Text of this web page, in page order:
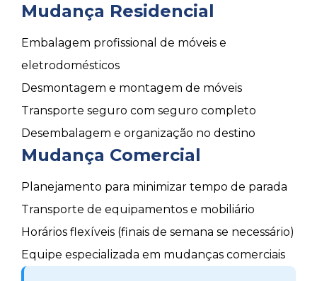
Mudança Residencial
Embalagem profissional de móveis e
eletrodomésticos
Desmontagem e montagem de móveis
Transporte seguro com seguro completo
Desembalagem e organização no destino
Mudança Comercial
Planejamento para minimizar tempo de parada
Transporte de equipamentos e mobiliário
Horários flexíveis (finais de semana se necessário)
Equipe especializada em mudanças comerciais